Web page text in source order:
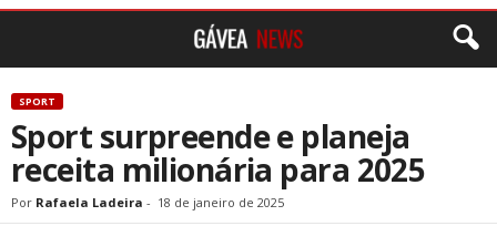
SPORT
Sport surpreende e planeja
receita milionária para 2025
Por Rafaela Ladeira - 18 de janeiro de 2025